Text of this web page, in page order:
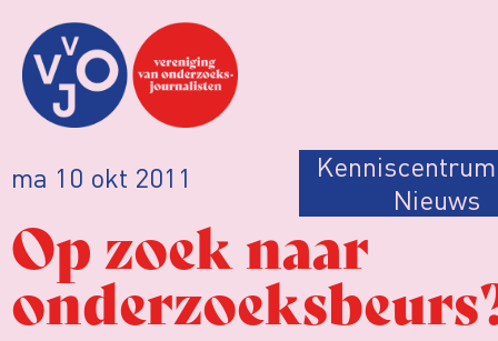
ma 10 okt 2011 Kenniscentrum
Nieuws
Op zoek naar